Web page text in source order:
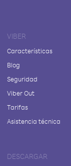
VIBER
Características
Blog
Seguridad
Viber Out
Tarifas
Asistencia técnica
DESCARGAR